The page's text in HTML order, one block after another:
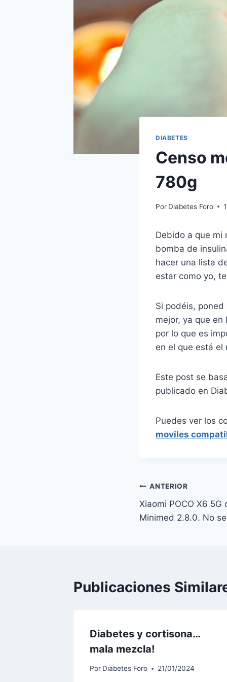
DIABETES
Censo
780g
Por Diabetes Foro
Debido a que mi
bomba de
hacer una lista
estar como yo,
Si podéis,
mejor, ya que
por lo que es
en el que está el
Este post se
publicado en
Puedes ver los
moviles
Navegación
de
ANTERIOR
Xiaomi POCO X6
Minimed 2.8.0. No
Publicaciones
Diabetes y cortisona…
mala mezcla!
Por Diabetes Foro 21/01/2024